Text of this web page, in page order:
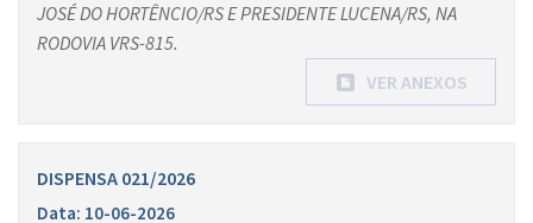
JOSÉ DO HORTÊNCIO/RS E PRESIDENTE LUCENA/RS, NA
RODOVIA VRS-815.
VER ANEXOS
DISPENSA 021/2026
Data: 10-06-2026